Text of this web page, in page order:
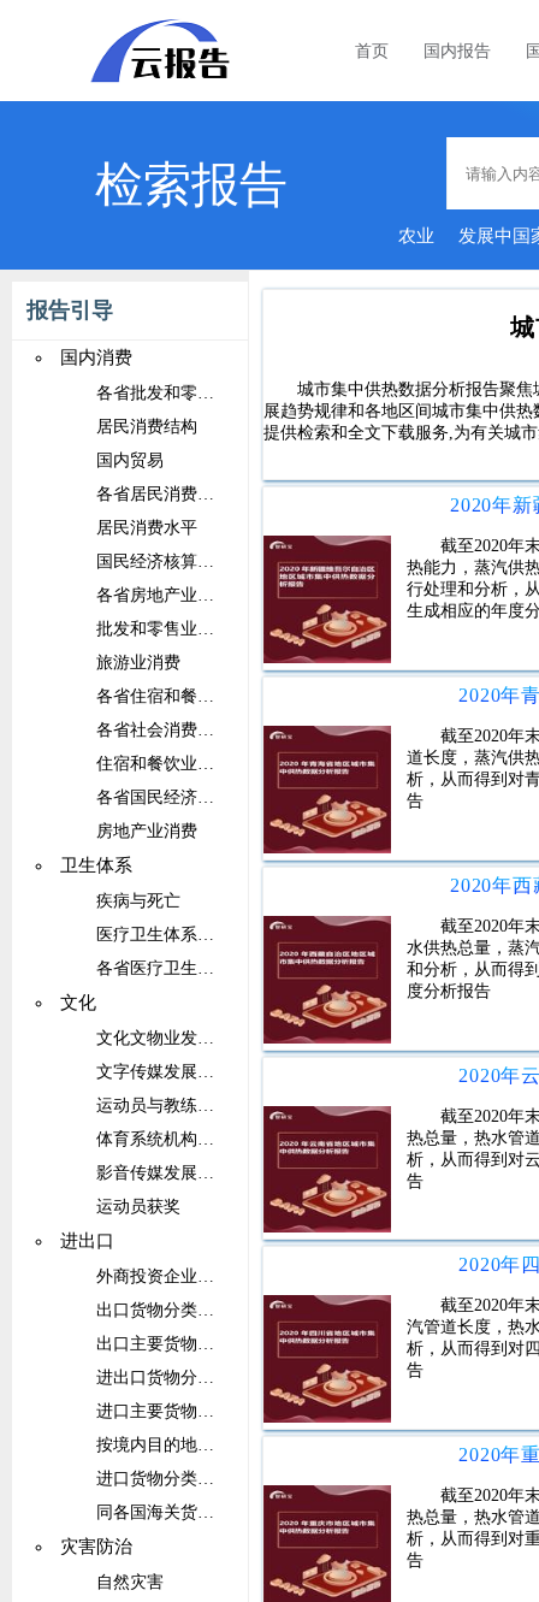
首页 国内报告
检索报告
农业 发展中国
报告引导
国内消费
各省批发和零售业消费
居民消费结构
国内贸易
各省居民消费水平
居民消费水平
国民经济核算之消费
各省房地产业消费
批发和零售业消费
旅游业消费
各省住宿和餐饮业消费
各省社会消费品零售总额
住宿和餐饮业消费
各省国民经济核算之消费
房地产业消费
卫生体系
疾病与死亡
医疗卫生体系运转
各省医疗卫生体系运转
文化
文化文物业发展概况
文字传媒发展概况
运动员与教练员人数
体育系统机构人员
影音传媒发展概况
运动员获奖
进出口
外商投资企业货物进出口总额
出口货物分类金额
出口主要货物数量和金额
进出口货物分类金额
进口主要货物数量和金额
按境内目的地和货源地分货物进出口总额
进口货物分类金额(按SITC分类)
同各国海关货物进出口总额
灾害防治
自然灾害
城市集中供热数据分析报告聚
展趋势规律和各地区间城市集中供
提供检索和全文下载服务,为有关城
截至2020年
热能力，蒸汽供
行处理和分析，
生成相应的年度
2020年
截至2020年
道长度，蒸汽供
析，从而得到对
告
截至2020年
水供热总量，蒸
和分析，从而得
度分析报告
2020年
截至2020年
热总量，热水管
析，从而得到对
告
2020年
截至2020年
汽管道长度，热
析，从而得到对
告
2020年
截至2020年
热总量，热水管
析，从而得到对
告